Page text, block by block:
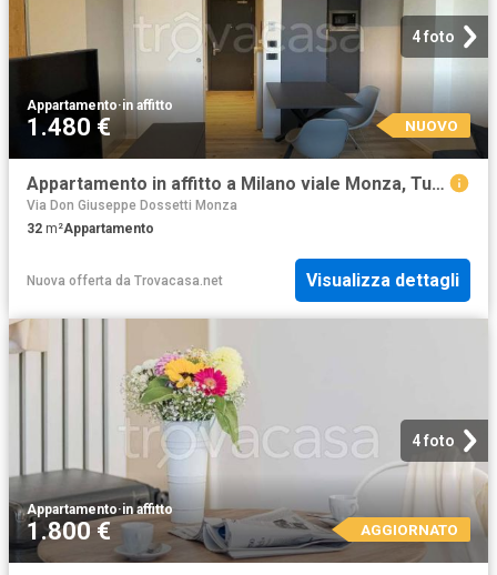
4 foto
Appartamento·in affitto
1.480 € NUOVO
Appartamento in affitto a Milano viale Monza, Turro
Via Don Giuseppe Dossetti Monza
32 m²Appartamento
Nuova offerta da Trovacasa.net Visualizza dettagli
4 foto
Appartamento·in affitto
1.800 € AGGIORNATO